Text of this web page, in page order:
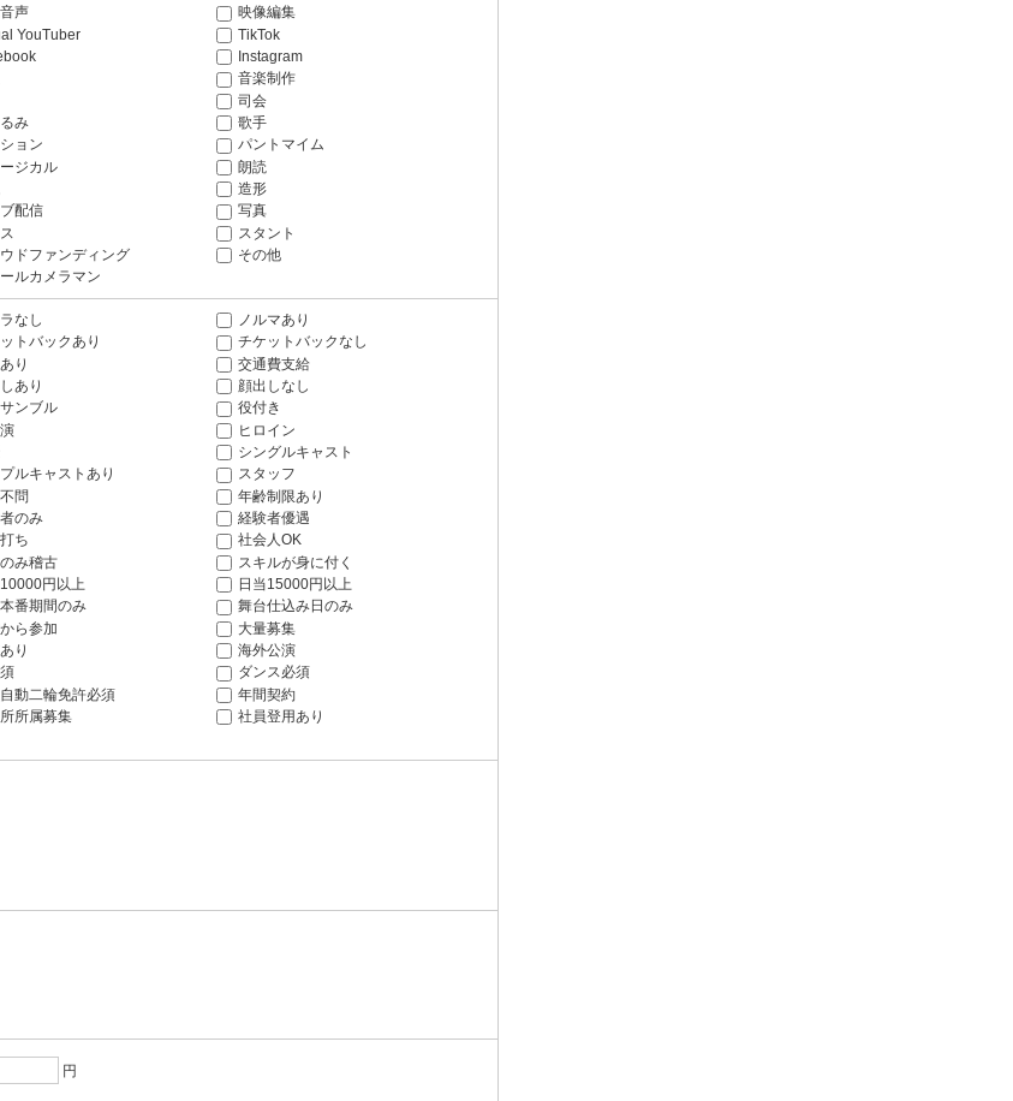
声
映像編集
YouTuber
TikTok
Instagram
音楽制作
司会
み
歌手
ョン
パントマイム
ジカル
朗読
造形
配信
写真
スタント
ドファンディング
その他
ルカメラマン
なし
ノルマあり
トバックあり
チケットバックなし
り
交通費支給
あり
顔出しなし
ンブル
役付き
ヒロイン
シングルキャスト
プルキャストあり
スタッフ
問
年齢制限あり
のみ
経験者優遇
ち
社会人OK
み稽古
スキルが身に付く
円以上
日当15000円以上
番期間のみ
舞台仕込み日のみ
ら参加
大量募集
り
海外公演
ダンス必須
動二輪免許必須
年間契約
所属募集
社員登用あり
円